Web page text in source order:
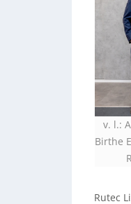
v. l.:
Birthe
Rutec